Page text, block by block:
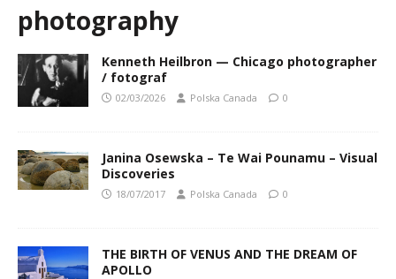
photography
Kenneth Heilbron — Chicago photographer
/ fotograf
02/03/2026 Polska Canada 0
Janina Osewska – Te Wai Pounamu – Visual
Discoveries
18/07/2017 Polska Canada 0
THE BIRTH OF VENUS AND THE DREAM OF
APOLLO